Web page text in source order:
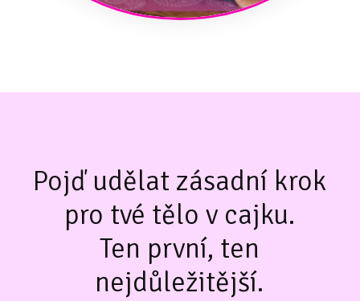
Pojď udělat zásadní krok
pro tvé tělo v cajku.
Ten první, ten
nejdůležitější.